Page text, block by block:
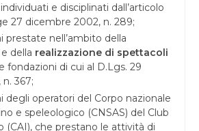
e disciplinati dall’articolo
27 dicembre 2002, n. 289;
prestate nell’ambito della
e della realizzazione di spettacoli
fondazioni di cui al D.Lgs. 29
367;
degli operatori del Corpo nazionale
e speleologico (CNSAS) del Club
(CAI), che prestano le attività di